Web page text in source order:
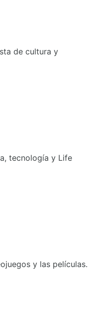
de cultura y
tecnología y Life
y las películas.